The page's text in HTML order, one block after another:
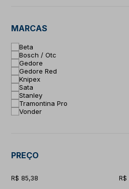
MARCAS
Beta
Bosch / Otc
Gedore
Gedore Red
Knipex
Sata
Stanley
Tramontina Pro
Vonder
PREÇO
85,38